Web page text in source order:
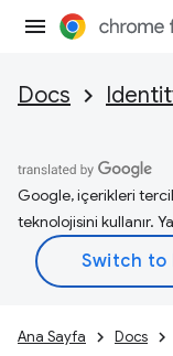
Docs
Google, içerikleri
teknolojisini kullanır.
Ana Sayfa Docs